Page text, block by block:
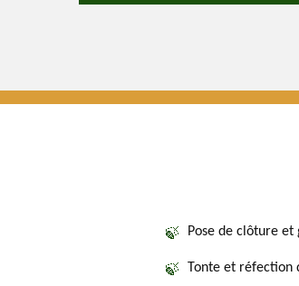
Pose de clôture
Tonte et réfection